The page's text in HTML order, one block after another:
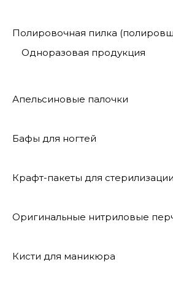
Полировочная пилка
Одноразовая продукция
Апельсиновые палочки
Бафы для ногтей
Крафт-пакеты для стерилизации
Оригинальные нитриловые
Кисти для маникюра